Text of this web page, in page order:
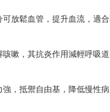
放鬆血管，提升血流，適
嗽，其抗炎作用減輕呼吸
，抵禦自由基，降低慢性